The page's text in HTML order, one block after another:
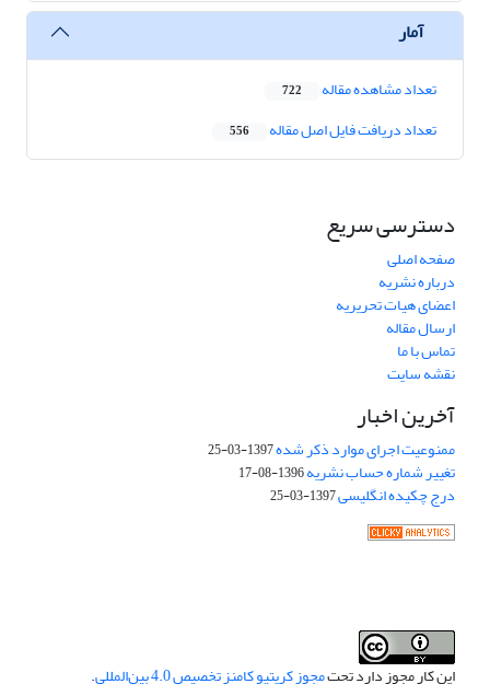
آمار
تعداد مشاهده مقاله 722
تعداد دریافت فایل اصل مقاله 556
دسترسی سریع
صفحه اصلی
درباره نشریه
اعضای هیات تحریریه
ارسال مقاله
تماس با ما
نقشه سایت
آخرین اخبار
ممنوعیت اجرای موارد ذکر شده1397-03-25
تغییر شماره حساب نشریه1396-08-17
درج چکیده انگلیسی1397-03-25
این کار مجوز دارد تحتمجوز کریتیو کامنز تخصیص 4.0 بین‌المللی .